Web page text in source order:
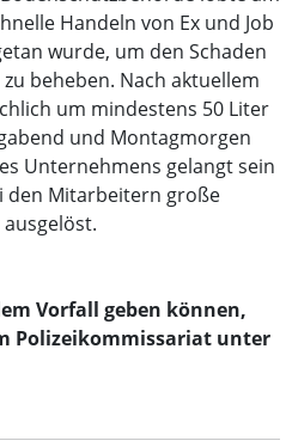
Handeln von Ex und Job
wurde, um den Schaden
beheben. Nach aktuellem
um mindestens 50 Liter
und Montagmorgen
Unternehmens gelangt sein
den Mitarbeitern große
Vorfall geben können,
Polizeikommissariat unter